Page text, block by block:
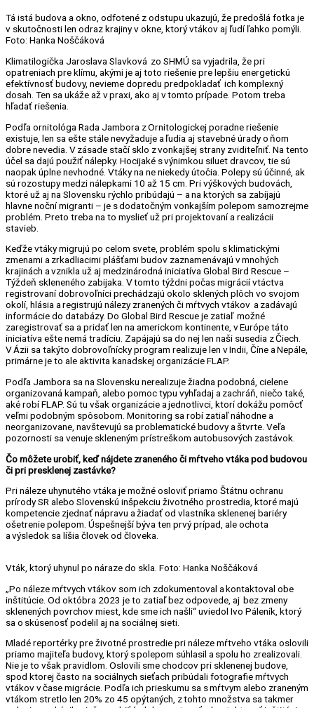
Tá istá budova a okno, odfotené z odstupu ukazujú, že predošlá fotka je
v skutočnosti len odraz krajiny v okne, ktorý vtákov aj ľudí ľahko pomýli.
Foto: Hanka Noščáková
Klimatilogička Jaroslava Slavková zo SHMÚ sa vyjadrila, že pri
opatreniach pre klímu, akými je aj toto riešenie pre lepšiu energetickú
efektívnosť budovy, nevieme dopredu predpokladať ich komplexný
dosah. Ten sa ukáže až v praxi, ako aj v tomto prípade. Potom treba
hľadať riešenia.
Podľa ornitológa Rada Jambora z Ornitologickej poradne riešenie
existuje, len sa ešte stále nevyžaduje a ľudia aj stavebné úrady o ňom
dobre nevedia. V zásade stačí sklo z vonkajšej strany zviditeľniť. Na tento
účel sa dajú použiť nálepky. Hocijaké s výnimkou siluet dravcov, tie sú
naopak úplne nevhodné. Vtáky na ne niekedy útočia. Polepy sú účinné, ak
sú rozostupy medzi nálepkami 10 až 15 cm. Pri výškových budovách,
ktoré už aj na Slovensku rýchlo pribúdajú – a na ktorých sa zabíjajú
hlavne noční migranti – je s dodatočným vonkajším polepom samozrejme
problém. Preto treba na to myslieť už pri projektovaní a realizácii
stavieb.
Keďže vtáky migrujú po celom svete, problém spolu s klimatickými
zmenami a zrkadliacimi plášťami budov zaznamenávajú v mnohých
krajinách a vznikla už aj medzinárodná iniciatíva Global Bird Rescue –
Týždeň skleneného zabijaka. V tomto týždni počas migrácií vtáctva
registrovaní dobrovoľníci prechádzajú okolo sklených plôch vo svojom
okolí, hlásia a registrujú nálezy zranených či mŕtvych vtákov a zadávajú
informácie do databázy. Do Global Bird Rescue je zatiaľ možné
zaregistrovať sa a pridať len na americkom kontinente, v Európe táto
iniciatíva ešte nemá tradíciu. Zapájajú sa do nej len naši susedia z Čiech.
V Ázii sa takýto dobrovoľnícky program realizuje len v Indii, Číne a Nepále,
primárne je to ale aktivita kanadskej organizácie FLAP.
Podľa Jambora sa na Slovensku nerealizuje žiadna podobná, cielene
organizovaná kampaň, alebo pomoc typu vyhľadaj a zachráň, niečo také,
aké robí FLAP. Sú tu však organizácie a jednotlivci, ktorí dokážu pomôcť
veľmi podobným spôsobom. Monitoring sa robí zatiaľ náhodne a
neorganizovane, navštevujú sa problematické budovy a štvrte. Veľa
pozornosti sa venuje skleneným prístreškom autobusových zastávok.
Čo môžete urobiť, keď nájdete zraneného či mŕtveho vtáka pod budovou
či pri presklenej zastávke?
Pri náleze uhynutého vtáka je možné osloviť priamo Štátnu ochranu
prírody SR alebo Slovenskú inšpekciu životného prostredia, ktoré majú
kompetencie zjednať nápravu a žiadať od vlastníka sklenenej bariéry
ošetrenie polepom. Úspešnejší býva ten prvý prípad, ale ochota
a výsledok sa líšia človek od človeka.
Vták, ktorý uhynul po náraze do skla. Foto: Hanka Noščáková
„Po náleze mŕtvych vtákov som ich zdokumentoval a kontaktoval obe
inštitúcie. Od októbra 2023 je to zatiaľ bez odpovede, aj bez zmeny
sklenených povrchov miest, kde sme ich našli“ uviedol Ivo Páleník, ktorý
sa o skúsenosť podelil aj na sociálnej sieti.
Mladé reportérky pre životné prostredie pri náleze mŕtveho vtáka oslovili
priamo majiteľa budovy, ktorý s polepom súhlasil a spolu ho zrealizovali.
Nie je to však pravidlom. Oslovili sme chodcov pri sklenenej budove,
spod ktorej často na sociálnych sieťach pribúdali fotografie mŕtvych
vtákov v čase migrácie. Podľa ich prieskumu sa s mŕtvym alebo zraneným
vtákom stretlo len 20% zo 45 opýtaných, z tohto množstva sa takmer